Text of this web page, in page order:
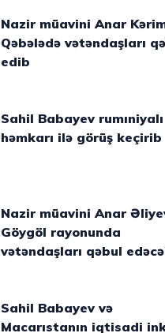
Nazir müavini Anar Kərimov
Qəbələdə vətəndaşları
edib
Sahil Babayev rumıniyalı
həmkarı ilə görüş keçirib
Nazir müavini Anar Əliyev
Göygöl rayonunda
vətəndaşları qəbul
Sahil Babayev və
Macarıstanın iqtisadi